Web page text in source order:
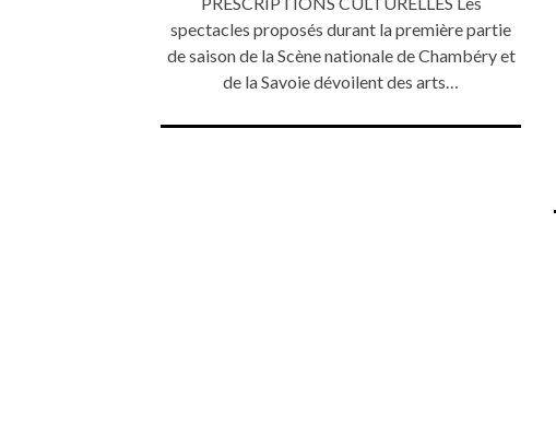
spectacles proposés durant la première partie
de saison de la Scène nationale de Chambéry et
de la Savoie dévoilent des arts…